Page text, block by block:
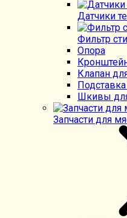
Датчики
Фильтр
Опора
Клапан
Шкивы
Запчасти для